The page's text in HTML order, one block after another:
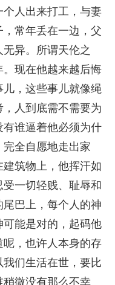
人出来打工，与妻
常年丢在一边，父
异。所谓天伦之
现在他越来越后悔
，这些事儿就像绳
人到底需不需要为
谁逼着他必须为什
全自愿地走出家
筑物上，他挥汗如
一切轻贱、耻辱和
巴上，每个人的神
能是对的，起码他
，也许人本身的存
们生活在世，要比
微没有那么不幸